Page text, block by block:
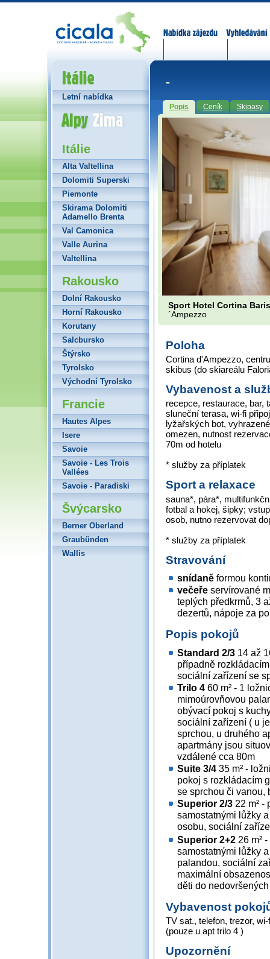
-
Popis Ceník Skipasy
Sport Hotel Cortina
´Ampezzo
Poloha
Cortina d'Ampezzo,
skibus (do skiareálu
Vybavenost a
recepce, restaurace, bar,
sluneční terasa, wi-fi
lyžařských bot,
omezen, nutnost
70m od hotelu
* služby za příplatek
Sport a relaxace
sauna*, pára*,
fotbal a hokej, šipky;
osob, nutno rezervovat
* služby za příplatek
Stravování
snídaně formou
večeře servírované
teplých předkrmů, 3
dezertů, nápoje za
Popis pokojů
Standard 2/3 14 až
případně
sociální zařízení se
Trilo 4 60 m² - 1
mimoúrovňovou
obývací pokoj s
sociální zařízení ( u
sprchou, u druhého
apartmány jsou
vzdálené cca 80m
Suite 3/4 35 m² -
pokoj s rozkládacím
se sprchou či vanou,
Superior 2/3 22 m² -
samostatnými lůžky
osobu, sociální
Superior 2+2 26 m²
samostatnými lůžky
palandou, sociální
maximální
děti do
Vybavenost
TV sat., telefon, trezor,
(pouze u apt trilo 4 )
Upozornění
Itálie
Letní nabídka
Alpy Zima
Itálie
Alta Valtellina
Dolomiti Superski
Piemonte
Skirama Dolomiti
Adamello Brenta
Val Camonica
Valle Aurina
Valtellina
Rakousko
Dolní Rakousko
Horní Rakousko
Korutany
Salcbursko
Štýrsko
Tyrolsko
Východní Tyrolsko
Francie
Hautes Alpes
Isere
Savoie
Savoie - Les Trois
Vallées
Savoie - Paradiski
Švýcarsko
Berner Oberland
Graubünden
Wallis